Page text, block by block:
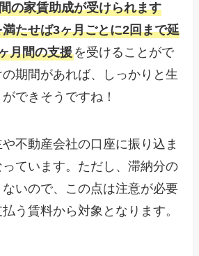
の家賃助成が受けられます
たせば3ヶ月ごとに2回まで延
月間の支援を受けることがで
期間があれば、しっかりと生
できそうですね！
不動産会社の口座に振り込ま
ています。ただし、滞納分の
いので、この点は注意が必要
う賃料から対象となります。